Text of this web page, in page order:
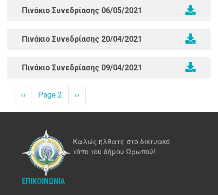
Πινάκιο Συνεδρίασης 06/05/2021
Πινάκιο Συνεδρίασης 20/04/2021
Πινάκιο Συνεδρίασης 09/04/2021
Σελιδοποίηση
Προηγούμενη
σελίδα
‹‹ Page 2
Next
page
››
Καλώς ήλθατε στο δικτυακό
τόπο του δήμου Ωρωπού!
ΕΠΙΚΟΙΝΩΝΊΑ